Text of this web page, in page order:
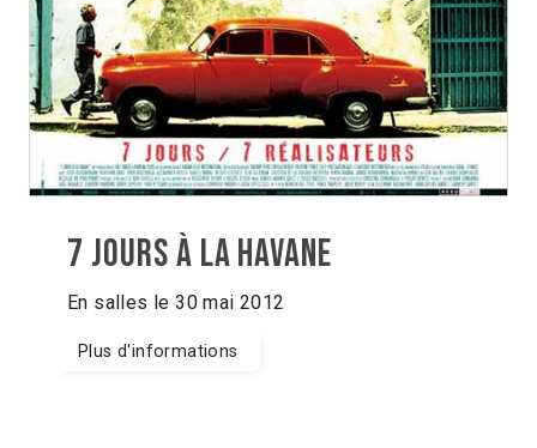
7 jours à La Havane
En salles le 30 mai 2012
Plus d'informations